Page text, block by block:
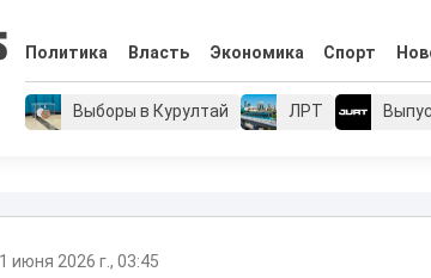
Политика Власть Экономика Спорт
Выборы в Курултай ЛРТ
июня 2026 г., 03:45